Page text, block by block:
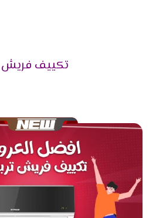
الأصلية لجميع العملاء، وتكون
مركز البيع وإعطائهم بيانات
المفصل للمنزل، وسيتم توصيل
كما توفر الشركة مهندسين
تركيب أجهزة التكييفات، حتى
نتيجة التركيب الخاطئ للجهاز.
خدمة عملاء
تكييف فريش